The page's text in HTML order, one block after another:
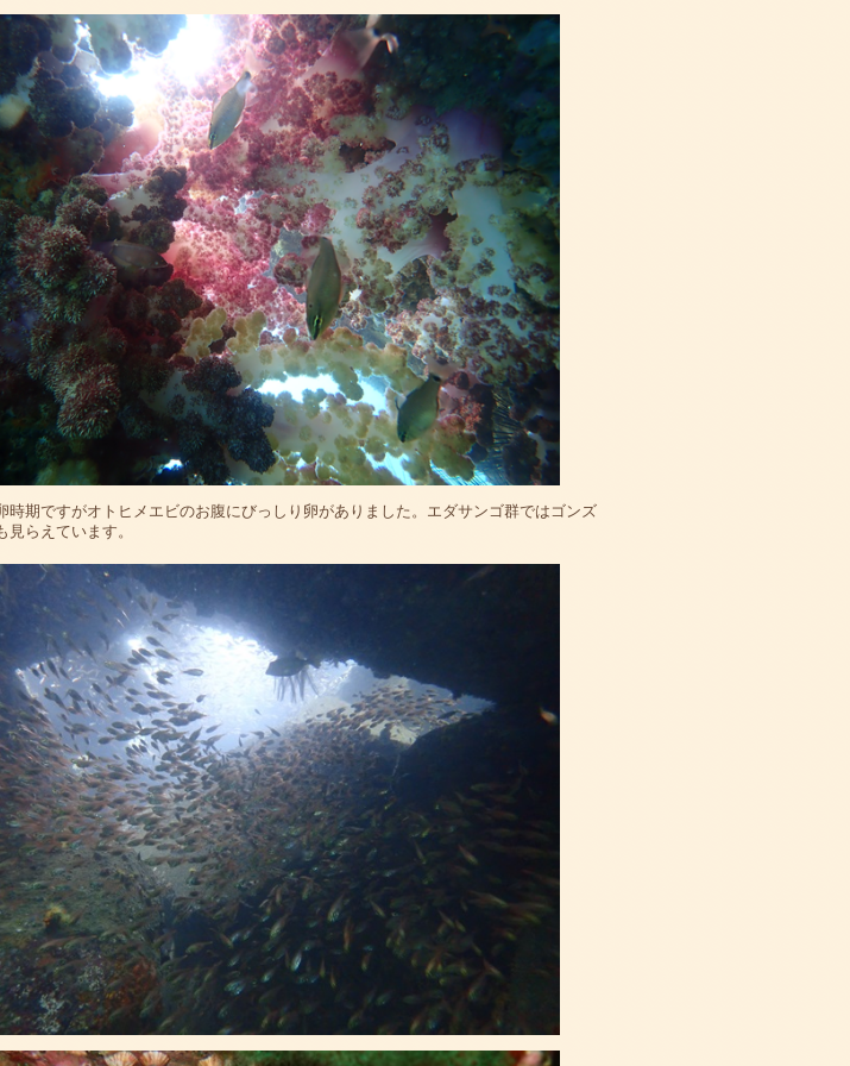
時期ですがオトヒメエビのお腹にびっしり卵がありました。エダサンゴ群ではゴンズ
見らえています。